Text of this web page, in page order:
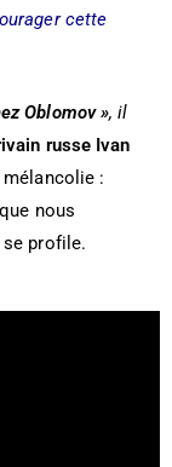
cette
Oblomov », il
russe Ivan
:
nous
profile.